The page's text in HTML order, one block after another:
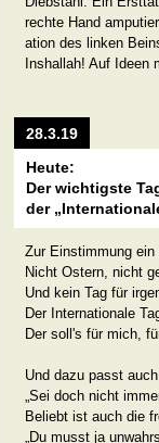
rechte Hand
ation des linken
Inshallah! Auf Ideen
28.3.19
Heute:
Der wichtigste
der
Zur Einstimmung ein
Nicht Ostern, nicht
Und kein Tag für
Der Internationale
Der soll's für mich,
Und dazu passt
„Sei doch nicht
Beliebt ist auch die
„Du musst ja